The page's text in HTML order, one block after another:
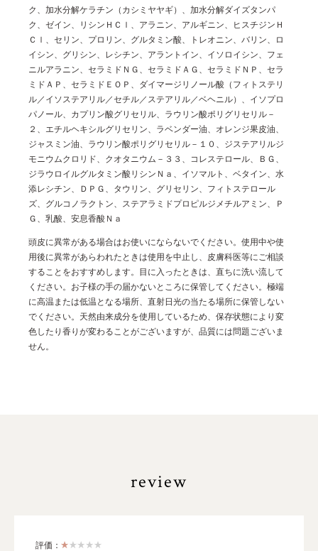
ク、加水分解ケラチン（カシミヤヤギ）、加水分解ダイズタンパ
ク、ゼイン、リシンＨＣｌ、アラニン、アルギニン、ヒスチジンＨ
Ｃｌ、セリン、プロリン、グルタミン酸、トレオニン、バリン、ロ
イシン、グリシン、レシチン、アラントイン、イソロイシン、フェ
ニルアラニン、セラミドＮＧ、セラミドＡＧ、セラミドＮＰ、セラ
ミドＡＰ、セラミドＥＯＰ、ダイマージリノール酸（フィトステリ
ル／イソステアリル／セチル／ステアリル／ベヘニル）、イソプロ
パノール、カプリン酸グリセリル、ラウリン酸ポリグリセリル－
２、エチルヘキシルグリセリン、ラベンダー油、オレンジ果皮油、
ジャスミン油、ラウリン酸ポリグリセリル－１０、ジステアリルジ
モニウムクロリド、クオタニウム－３３、コレステロール、ＢＧ、
ジラウロイルグルタミン酸リシンＮａ、イソマルト、ベタイン、水
添レシチン、ＤＰＧ、タウリン、グリセリン、フィトステロール
ズ、グルコノラクトン、ステアラミドプロピルジメチルアミン、Ｐ
Ｇ、乳酸、安息香酸Ｎａ
頭皮に異常がある場合はお使いにならないでください。使用中や使
用後に異常があらわれたときは使用を中止し、皮膚科医等にご相談
することをおすすめします。目に入ったときは、直ちに洗い流して
ください。お子様の手の届かないところに保管してください。極端
に高温または低温となる場所、直射日光の当たる場所に保管しない
でください。天然由来成分を使用しているため、保存状態により変
色したり香りが変わることがございますが、品質には問題ございま
せん。
review
評価：